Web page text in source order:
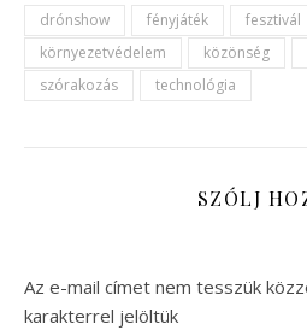
drónshow fényjáték fesztivál
környezetvédelem
közönség
szórakozás
technológia
SZÓLJ
Az e-mail címet nem tesszük
karakterrel jelöltük